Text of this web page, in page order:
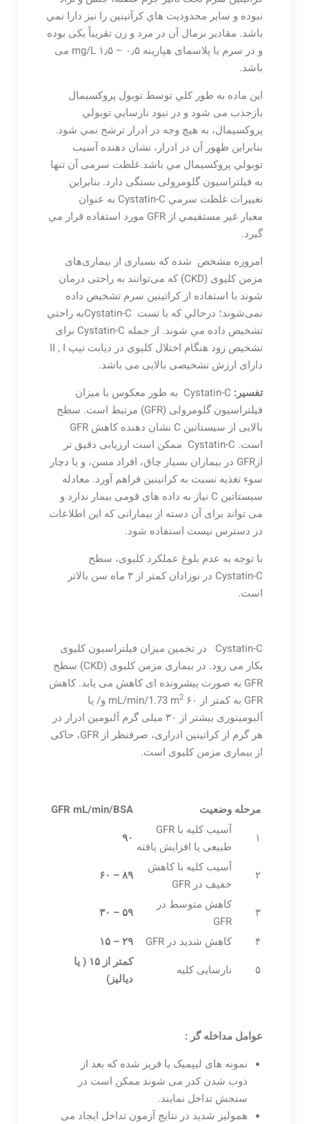
نبوده و ساير محدوديت هاي كرآتينين را نيز دارا نمي
باشد. مقادیر نرمال آن در مرد و زن تقریباً یکی بوده
و در سرم یا پلاسمای هپارینه ۰٫۵ – ۱٫۵ mg/L می
باشد.
اين ماده به طور كلي توسط توبول پروكسيمال
بازجذب می شود و در نبود نارسايي توبولي
پروكسيمال، به هيچ وجه در ادرار ترشح نمي شود.
بنابراین ظهور آن در ادرار، نشان دهنده آسيب
توبولي پروكسيمال مي باشد.غلظت سرمی آن تنها
به فیلتراسیون گلومرولی بستگی دارد. بنابراین
تغييرات غلظت سرمي Cystatin-C به عنوان
معيار غير مستقيمي از GFR مورد استفاده قرار مي
گيرد.
امروزه مشخص شده که بسیاری از بیماری‌های
مزمن کلیوی (CKD) که می‌توانند به راحتی درمان
شوند با استفاده از کراتینین سرم تشخیص داده
نمی‌شوند؛ درحالي كه با تست
Cystatin-Cبه راحتي
تشخيص داده مي شوند. از جمله Cystatin-C برای
تشخیص زود هنگام اختلال کلیوی در دیابت تیپ II , I
دارای ارزش تشخیصی بالایی می باشد.
تفسیر:
Cystatin-C به طور معکوس با میزان
فیلتراسیون گلومرولی (GFR) مرتبط است. سطح
بالایی از سیستاتین C نشان دهنده کاهش GFR
است. Cystatin-C ممکن است ارزیابی دقیق تر
ازGFR در بیماران بسیار چاق، افراد مسن، و یا دچار
سوء تغذیه نسبت به کراتینین فراهم آورد. معادله
سیستاتین C نیاز به داده های قومی بیمار ندارد و
می تواند برای آن دسته از بیمارانی که این اطلاعات
در دسترس نیست استفاده شود.
با توجه به عدم بلوغ عملکرد کلیوی، سطح
Cystatin-C در نوزادان کمتر از ۳ ماه سن بالاتر
است.
Cystatin-C در تخمین میزان فیلتراسیون کلیوی
بکار می رود. در بیماری مزمن کلیوی (CKD) سطح
GFR به صورت پیشرونده ای کاهش می یابد. کاهش
GFR به کمتر از ۶۰ mL/min/1.73 m
2
و/ یا
آلبومینوری بیشتر از ۳۰ میلی گرم آلبومین ادرار در
هر گرم از کراتینین ادراری، صرفنظر از GFR، حاکی
از بیماری مزمن کلیوی است.
مرحله وضعیت
GFR mL/min/BSA
۱
آسیب کلیه با GFR
طبیعی یا افزایش یافته
۹۰
۲
آسیب کلیه با کاهش
خفیف در GFR
۸۹ – ۶۰
۳
کاهش متوسط در
GFR
۵۹ – ۳۰
۴
کاهش شدید در GFR
۲۹ – ۱۵
۵
نارسایی کلیه
کمتر از ۱۵ ( یا
دیالیز)
عوامل مداخله گر :
نمونه های لیپمیک یا فریز شده که بعد از
ذوب شدن کدر می شوند ممکن است در
سنجش تداخل نمایند.
همولیز شدید در نتایج آزمون تداخل ایجاد می